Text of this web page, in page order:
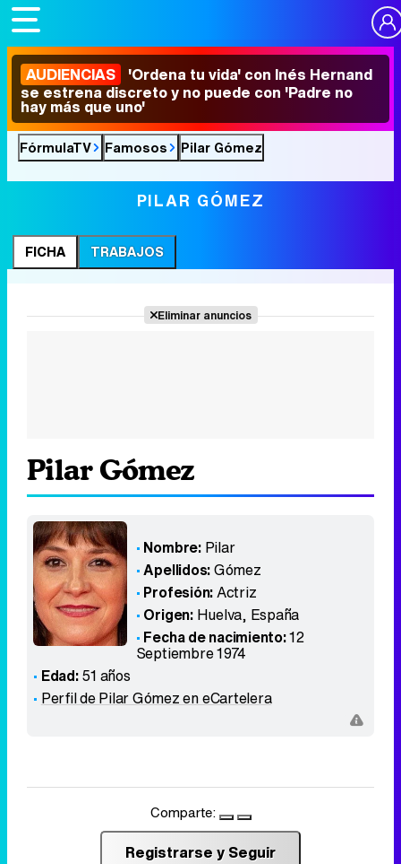
AUDIENCIAS 'Ordena tu vida' con Inés Hernand
se estrena discreto y no puede con 'Padre no
hay más que uno'
FórmulaTV Famosos Pilar Gómez
PILAR GÓMEZ
FICHA TRABAJOS
Eliminar anuncios
Pilar Gómez
Nombre: Pilar
Apellidos:Gómez
Profesión:Actriz
Origen: Huelva, España
Fecha de nacimiento:12
Septiembre 1974
Edad:51 años
Perfil de Pilar Gómez en eCartelera
Comparte:
Registrarse y Seguir